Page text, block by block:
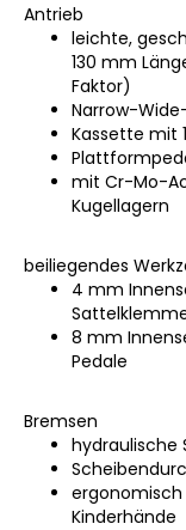
Antrieb
leichte,
130 mm
Faktor)
Narrow-
Kassette mit
mit Cr-Mo-
Kugellagern
beiliegendes
4 mm
8 mm
Pedale
Bremsen
hydraulische
ergonomisch
Kinderhände